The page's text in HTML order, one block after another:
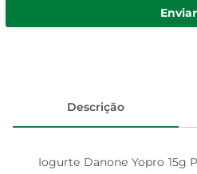
Enviar
Descrição
Iogurte Danone Yopro 15g